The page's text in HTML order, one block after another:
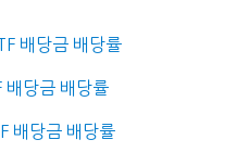
배당금 배당률
배당금 배당률
배당금 배당률